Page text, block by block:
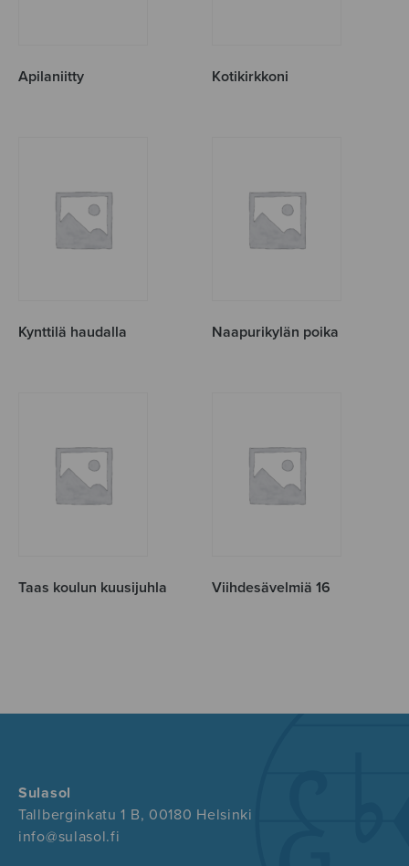
Apilaniitty Kotikirkkoni
Kynttilä haudalla Naapurikylän poika
Taas koulun kuusijuhla Viihdesävelmiä 16
Sulasol
Tallberginkatu 1 B, 00180 Helsinki
info@sulasol.fi